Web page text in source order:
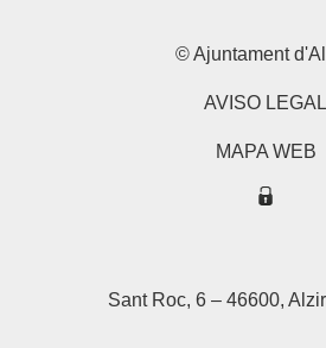
© Ajuntament
AVISO LEGAL
MAPA WEB
Sant Roc, 6 – 46600,